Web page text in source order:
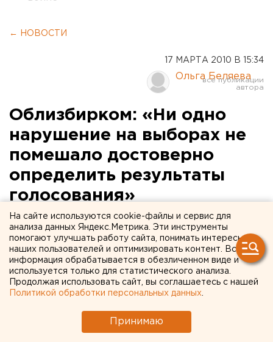
← НОВОСТИ
17 МАРТА 2010 В 15:34
Ольга Беляева
Облизбирком: «Ни одно
нарушение на выборах не
помешало достоверно
определить результаты
голосования»
Ни одно нарушение в день выборов в
Свердловской области не помешало достоверно
определить результаты голосования, сообщили
агентству ЕАН в Областной избирательной
комиссии.
Ни одно нарушение в день выборов в Свердловской
области не помешало достоверно определить
На сайте используются cookie-файлы и сервис для
анализа данных Яндекс.Метрика. Эти инструменты
помогают улучшать работу сайта, понимать интересы
наших пользователей и оптимизировать контент. Вся
информация обрабатывается в обезличенном виде и
используется только для статистического анализа.
Продолжая использовать сайт, вы соглашаетесь с нашей
Политикой обработки персональных данных
Принимаю